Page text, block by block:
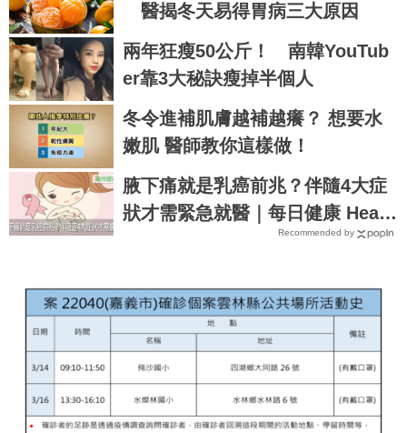
醫揭冬天易得胃病三大原因
兩年狂瘦50公斤！ 南韓YouTub
er靠3大秘訣瘦掉半個人
冬令進補肌膚越補越癢？ 想要水
嫩肌 醫師教你這樣做！
腋下痛就是乳癌前兆？伴隨4大症
狀才需緊急就醫｜每日健康 Healt
Recommended by